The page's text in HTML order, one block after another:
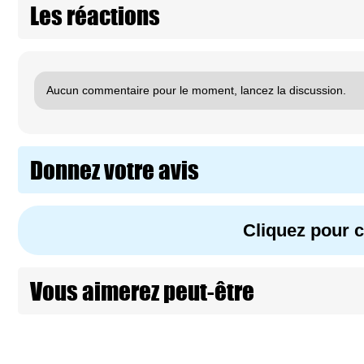
Les réactions
Aucun commentaire pour le moment, lancez la discussion.
Donnez votre avis
Cliquez pour
Vous aimerez peut-être